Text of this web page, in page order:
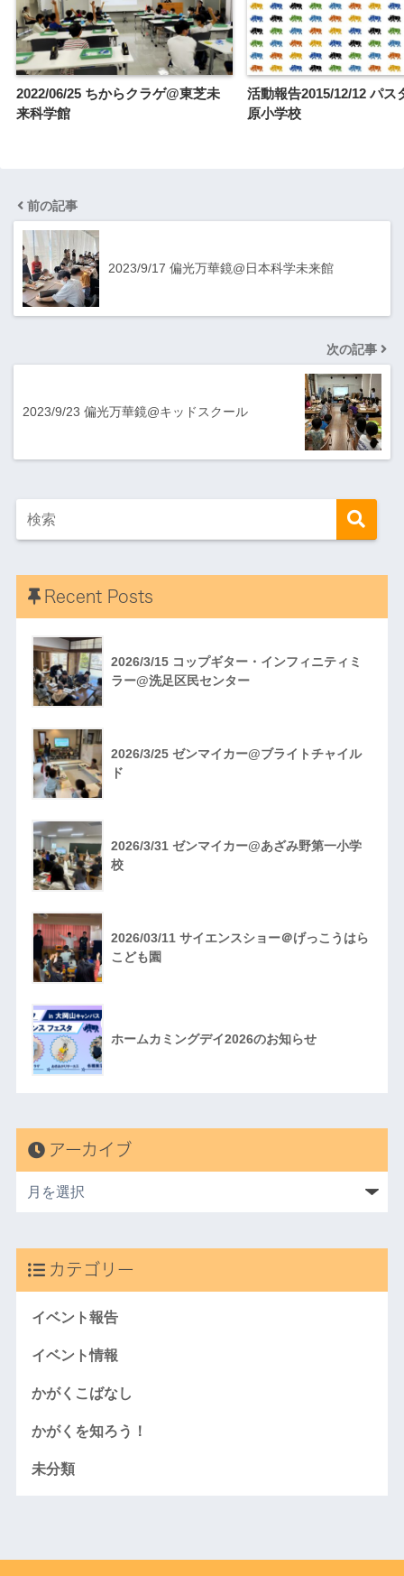
2022/06/25 ちからクラゲ@東芝未
来科学館
活動報告2015/12/12 パス
原小学校
前の記事
2023/9/17 偏光万華鏡@日本科学未来館
次の記事
2023/9/23 偏光万華鏡@キッドスクール
Recent Posts
2026/3/15 コップギター・インフィニティミ
ラー@洗足区民センター
2026/3/25 ゼンマイカー@ブライトチャイル
ド
2026/3/31 ゼンマイカー@あざみ野第一小学
校
2026/03/11 サイエンスショー＠げっこうはら
こども園
ホームカミングデイ2026のお知らせ
アーカイブ
カテゴリー
イベント報告
イベント情報
かがくこばなし
かがくを知ろう！
未分類